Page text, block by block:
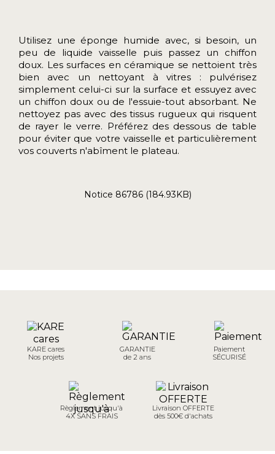
Utilisez une éponge humide avec, si besoin, un
peu de liquide vaisselle puis passez un chiffon
doux. Les surfaces en céramique se nettoient très
bien avec un nettoyant à vitres : pulvérisez
simplement celui-ci sur la surface et essuyez avec
un chiffon doux ou de l'essuie-tout absorbant. Ne
nettoyez pas avec des tissus rugueux qui risquent
de rayer le verre. Préférez des dessous de table
pour éviter que votre vaisselle et particulièrement
vos couverts n'abîment le plateau.
Notice 86786 (184.93KB)
KARE cares
Nos projets
GARANTIE
de 2 ans
Paiement
SÉCURISÉ
Règlement jusqu'à
4X SANS FRAIS
Livraison OFFERTE
dès 500€ d'achats